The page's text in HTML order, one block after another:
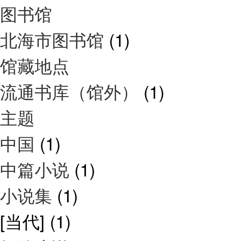
图书馆
北海市图书馆 (1)
馆藏地点
流通书库（馆外） (1)
主题
中国 (1)
中篇小说 (1)
小说集 (1)
[当代] (1)